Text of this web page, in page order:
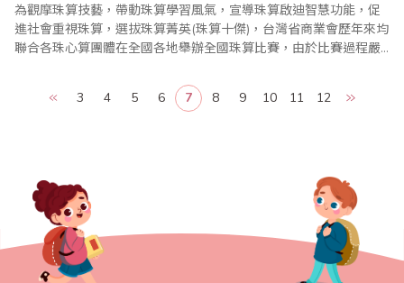
為觀摩珠算技藝，帶動珠算學習風氣，宣導珠算啟迪智慧功能，促
進社會重視珠算，選拔珠算菁英(珠算十傑)，台灣省商業會歷年來均
聯合各珠心算團體在全國各地舉辦全國珠算比賽，由於比賽過程嚴
珠心算教育蓬勃發展。今年，2010年全國珠算比賽暨國際珠算邀請
賽已於7月25日在台北縣政府603大禮堂盛大舉行，達人組選手在每
3 4 5 6 7 8 9 10 11 12